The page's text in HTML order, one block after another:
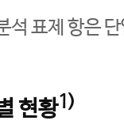
석 표제 항은
현황1)